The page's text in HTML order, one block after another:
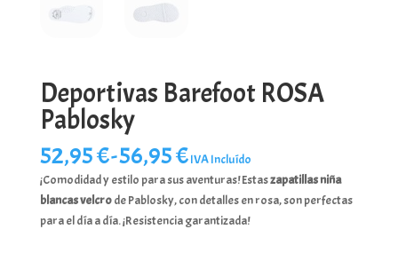
Deportivas Barefoot ROSA
Pablosky
52,95€-56,95€Rango
de
precios:
desde
52,95 €
IVA Incluído
¡Comodidad y estilo para sus aventuras! Estaszapatillas niña
blancas velcrode Pablosky, con detalles en rosa, son perfectas
para el día a día. ¡Resistencia garantizada!